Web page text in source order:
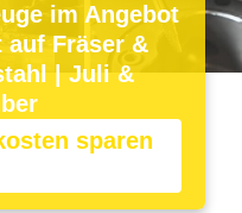
im Angebot
auf Fräser &
| Juli &
sparen